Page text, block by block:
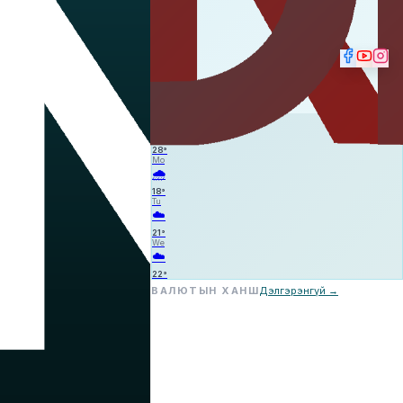
28°
Mo
🌧️
18°
Tu
☁️
21°
We
☁️
22°
ВАЛЮТЫН ХАНШДэлгэрэнгүй →